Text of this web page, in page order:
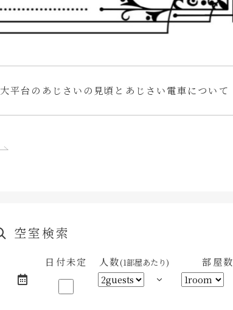
大平台のあじさいの見頃とあじさい電車について
空室検索
日付未定 人数(1部屋あたり)
部屋数